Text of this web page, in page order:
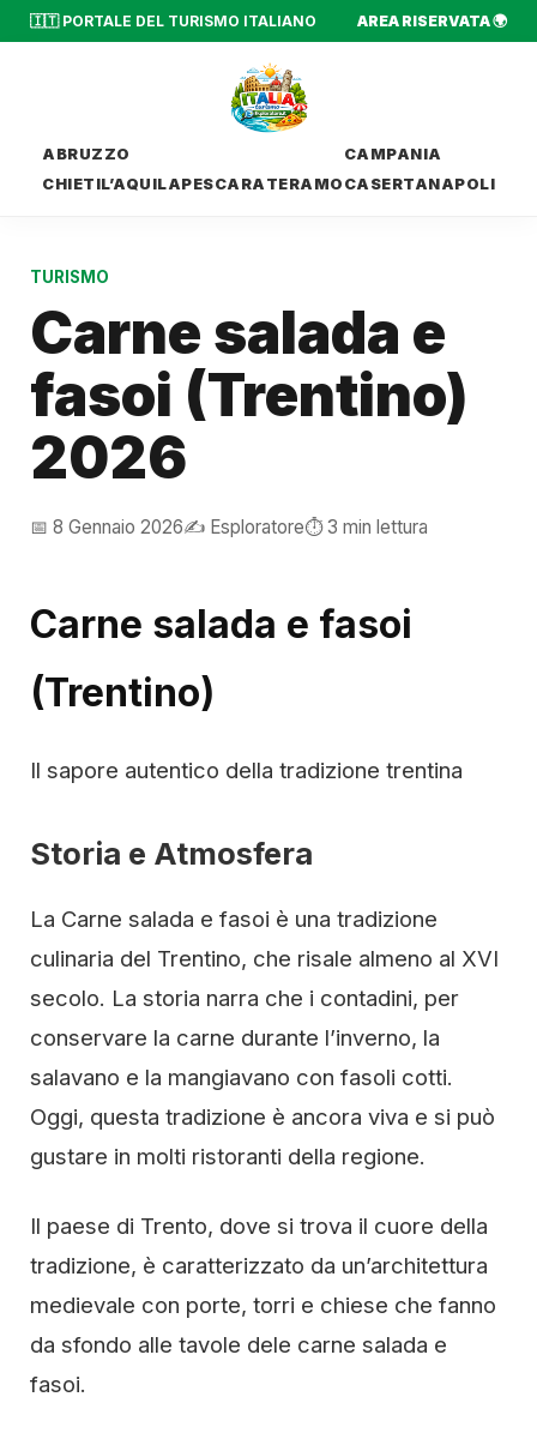
🇮🇹 PORTALE DEL TURISMO ITALIANO AREA RISERVATA 🌍
ABRUZZO
CHIETIL’AQUILAPESCARA TERAMO
CAMPANIA
CASERTANAPOLI
TURISMO
Carne salada e
fasoi (Trentino)
2026
📅 8 Gennaio 2026✍️ Esploratore⏱️ 3 min lettura
Carne salada e fasoi
(Trentino)
Il sapore autentico della tradizione trentina
Storia e Atmosfera
La Carne salada e fasoi è una tradizione
culinaria del Trentino, che risale almeno al XVI
secolo. La storia narra che i contadini, per
conservare la carne durante l’inverno, la
salavano e la mangiavano con fasoli cotti.
Oggi, questa tradizione è ancora viva e si può
gustare in molti ristoranti della regione.
Il paese di Trento, dove si trova il cuore della
tradizione, è caratterizzato da un’architettura
medievale con porte, torri e chiese che fanno
da sfondo alle tavole dele carne salada e
fasoi.